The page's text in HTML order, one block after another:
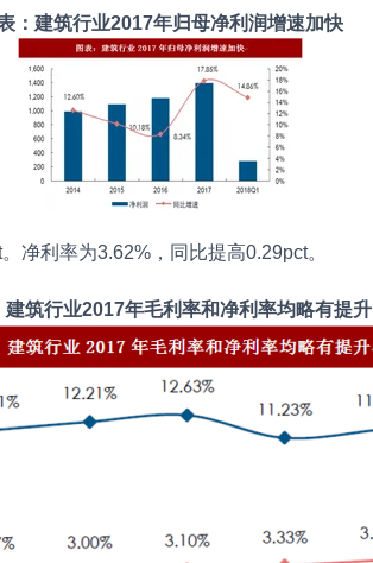
：建筑行业2017年归母净利润增速加快
净利率为3.62%，同比提高0.29pct。
建筑行业2017年毛利率和净利率均略有提升